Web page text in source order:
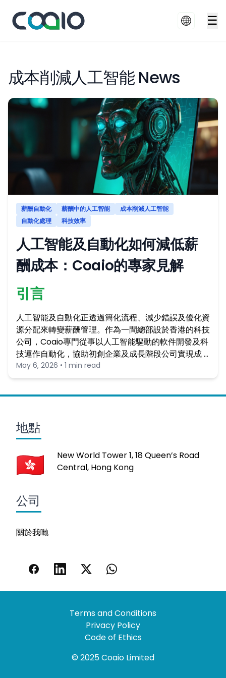
☰
成本削減人工智能 News
薪酬自動化 薪酬中的人工智能
成本削減人工智能
自動化處理
科技效率
人工智能及自動化如何減低薪
酬成本：Coaio的專家見解
引言
人工智能及自動化正透過簡化流程、減少錯誤及優化資
源分配來轉變薪酬管理。作為一間總部設於香港的科技
公司，Coaio專門從事以人工智能驅動的軟件開發及科
技運作自動化，協助初創企業及成長階段公司實現成 …
May 6, 2026 • 1 min read
地點
New World Tower 1, 18 Queen’s Road
Central, Hong Kong
公司
關於我哋
Terms and Conditions
Privacy Policy
Code of Ethics
© 2025 Coaio Limited